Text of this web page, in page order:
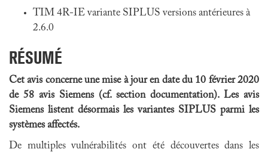
TIM 4R-IE variante SIPLUS versions antérieures à
2.6.0
RÉSUMÉ
Cet avis concerne une mise à jour en date du 10 février 2020
de 58 avis Siemens (cf. section documentation). Les avis
Siemens listent désormais les variantes SIPLUS parmi les
systèmes affectés.
De multiples vulnérabilités ont été découvertes dans les